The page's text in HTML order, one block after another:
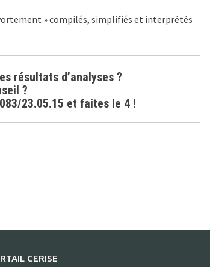
» compilés, simplifiés et interprétés
résultats d’analyses ?
?
23.05.15 et faites le 4 !
CERISE